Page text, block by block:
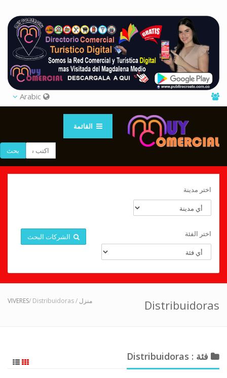
القائمة
بحث
اختر مدينة
اختر الفئة الشركات البحث
Distribuidoras منزل /
VIVERES/ Distribuidoras
فئة : Distribuidoras